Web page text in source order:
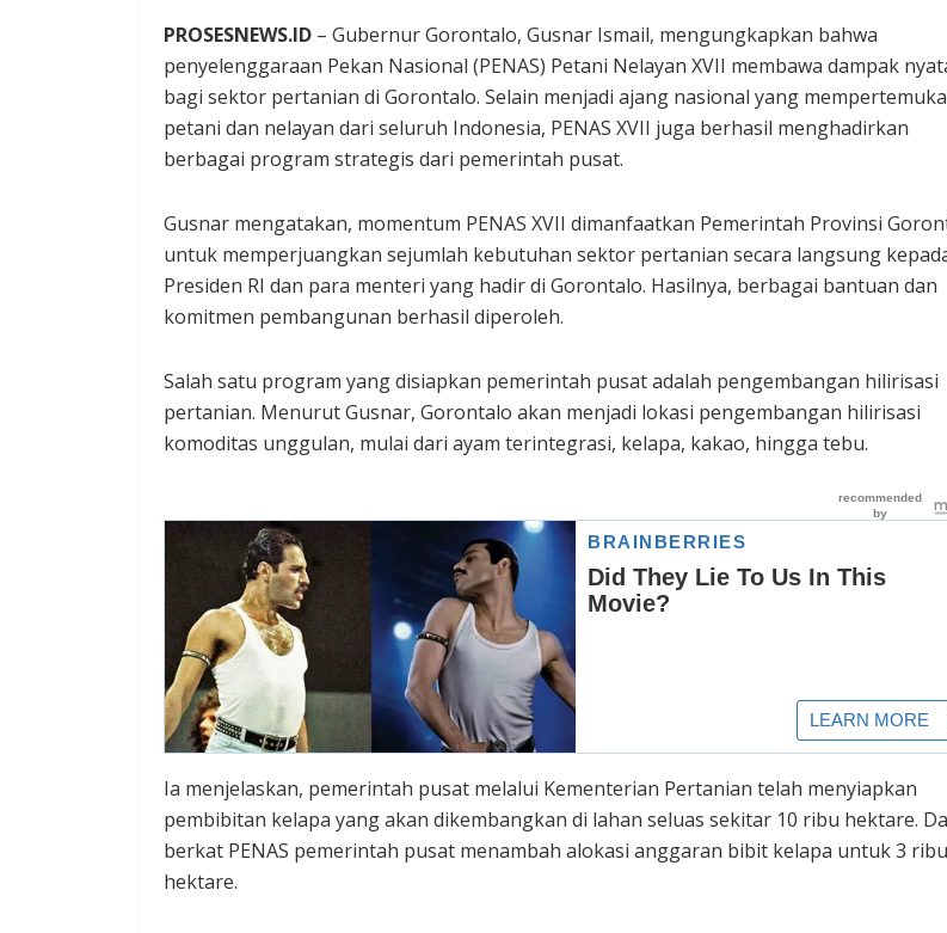
PROSESNEWS.ID – Gubernur Gorontalo, Gusnar Ismail, mengungkapkan bahwa
penyelenggaraan Pekan Nasional (PENAS) Petani Nelayan XVII membawa dampak
bagi sektor pertanian di Gorontalo. Selain menjadi ajang nasional yang
petani dan nelayan dari seluruh Indonesia, PENAS XVII juga berhasil menghadirkan
berbagai program strategis dari pemerintah pusat.
Gusnar mengatakan, momentum PENAS XVII dimanfaatkan Pemerintah Provinsi
untuk memperjuangkan sejumlah kebutuhan sektor pertanian secara langsung
Presiden RI dan para menteri yang hadir di Gorontalo. Hasilnya, berbagai bantuan dan
komitmen pembangunan berhasil diperoleh.
Salah satu program yang disiapkan pemerintah pusat adalah pengembangan hilirisasi
pertanian. Menurut Gusnar, Gorontalo akan menjadi lokasi pengembangan hilirisasi
komoditas unggulan, mulai dari ayam terintegrasi, kelapa, kakao, hingga tebu.
Ia menjelaskan, pemerintah pusat melalui Kementerian Pertanian telah menyiapkan
pembibitan kelapa yang akan dikembangkan di lahan seluas sekitar 10 ribu hektare.
berkat PENAS pemerintah pusat menambah alokasi anggaran bibit kelapa untuk 3 ribu
hektare.